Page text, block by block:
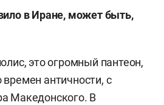
в Иране, может быть,
это огромный пантеон,
античности, с
Македонского. В